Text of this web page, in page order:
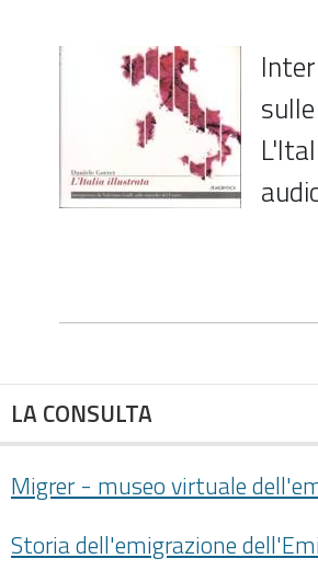
LA CONSULTA
Migrer - museo virtuale
Storia dell'emigrazione